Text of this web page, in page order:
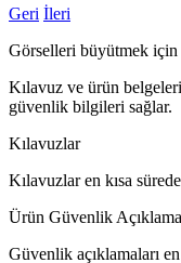
Geri İleri
Görselleri büyütmek için
Kılavuz ve ürün
güvenlik bilgileri sağlar.
Kılavuzlar
Kılavuzlar en kısa
Ürün Güvenlik
Güvenlik açıklamaları en